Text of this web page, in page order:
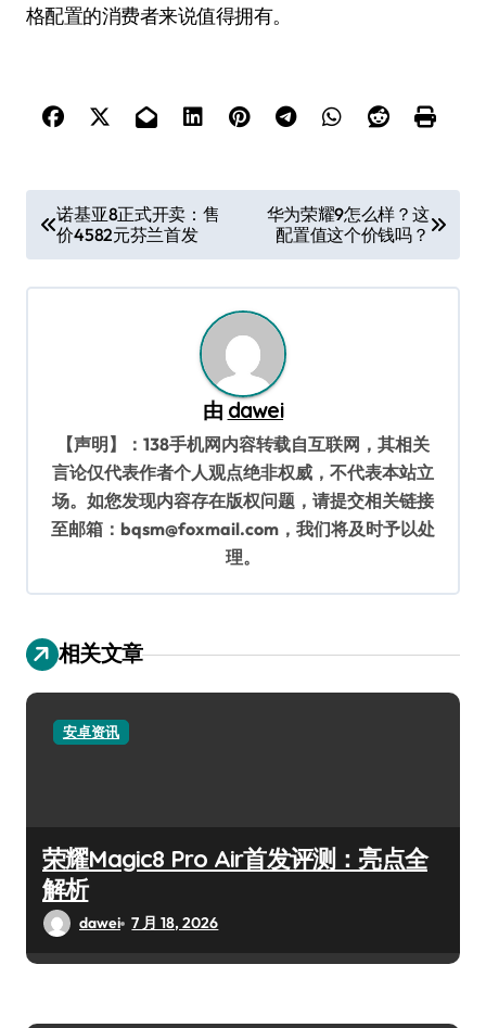
格配置的消费者来说值得拥有。
章
导
诺基亚8正式开卖：售
价4582元芬兰首发
华为荣耀9怎么样？这
配置值这个价钱吗？
由 dawei
【声明】：138手机网内容转载自互联网，其相关
言论仅代表作者个人观点绝非权威，不代表本站立
场。如您发现内容存在版权问题，请提交相关链接
至邮箱：bqsm@foxmail.com，我们将及时予以处
理。
相关文章
安卓资讯
荣耀Magic8 Pro Air首发评测：亮点全
解析
dawei 7 月 18, 2026